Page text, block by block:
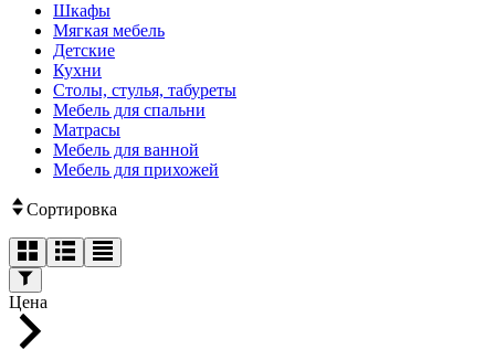
Шкафы
Мягкая мебель
Детские
Кухни
Столы, стулья, табуреты
Мебель для спальни
Матрасы
Мебель для ванной
Мебель для прихожей
Сортировка
Цена